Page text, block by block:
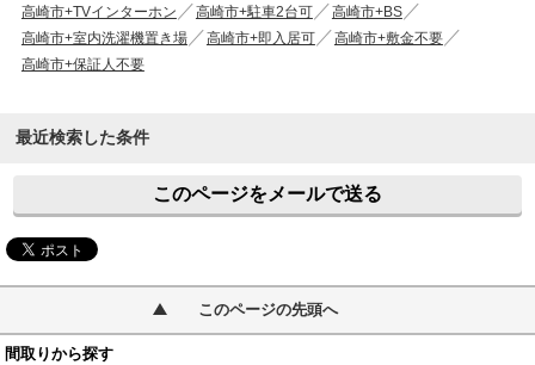
高崎市+TVインターホン
高崎市+駐車2台可
高崎市+BS
高崎市+室内洗濯機置き場
高崎市+即入居可
高崎市+敷金不要
高崎市+保証人不要
最近検索した条件
このページをメールで送る
このページの先頭へ
間取りから探す